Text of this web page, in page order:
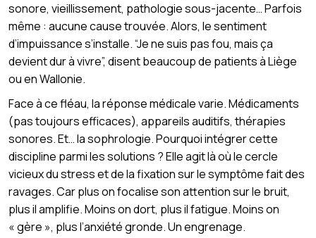
sonore, vieillissement, pathologie sous-jacente… Parfois
même : aucune cause trouvée. Alors, le sentiment
d’impuissance s’installe. “Je ne suis pas fou, mais ça
devient dur à vivre”, disent beaucoup de patients à Liège
ou en Wallonie.
Face à ce fléau, la réponse médicale varie. Médicaments
(pas toujours efficaces), appareils auditifs, thérapies
sonores. Et… la sophrologie. Pourquoi intégrer cette
discipline parmi les solutions ? Elle agit là où le cercle
vicieux du stress et de la fixation sur le symptôme fait des
ravages. Car plus on focalise son attention sur le bruit,
plus il amplifie. Moins on dort, plus il fatigue. Moins on
« gère », plus l’anxiété gronde. Un engrenage.